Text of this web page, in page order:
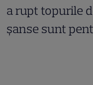
a rupt topurile
șanse sunt